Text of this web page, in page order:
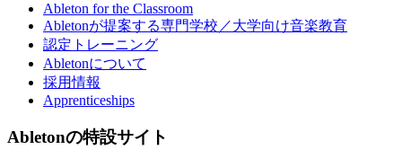
Ableton for the Classroom
Abletonが提案する専門学校／大学向け音楽教育
認定トレーニング
Abletonについて
採用情報
Apprenticeships
Abletonの特設サイト